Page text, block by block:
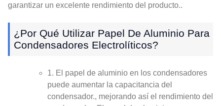
garantizar un excelente rendimiento del producto..
¿Por Qué Utilizar Papel De Aluminio Para
Condensadores Electrolíticos?
1. El papel de aluminio en los condensadores
puede aumentar la capacitancia del
condensador., mejorando así el rendimiento del